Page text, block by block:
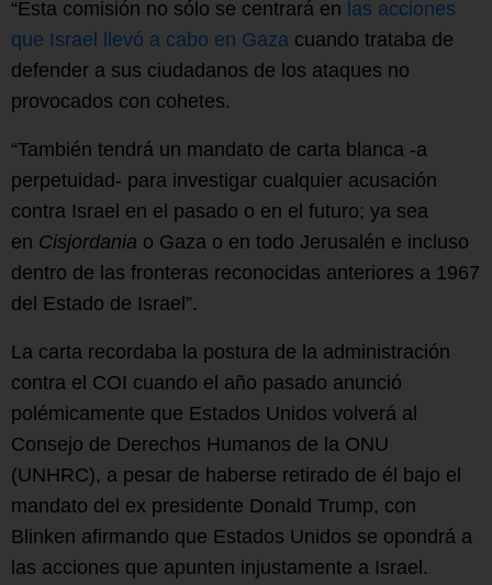
“Esta comisión no sólo se centrará en las acciones
que Israel llevó a cabo en Gaza cuando trataba de
defender a sus ciudadanos de los ataques no
provocados con cohetes.
“También tendrá un mandato de carta blanca -a
perpetuidad- para investigar cualquier acusación
contra Israel en el pasado o en el futuro; ya sea
en Cisjordania o Gaza o en todo Jerusalén e incluso
dentro de las fronteras reconocidas anteriores a 1967
del Estado de Israel”.
La carta recordaba la postura de la administración
contra el COI cuando el año pasado anunció
polémicamente que Estados Unidos volverá al
Consejo de Derechos Humanos de la ONU
(UNHRC), a pesar de haberse retirado de él bajo el
mandato del ex presidente Donald Trump, con
Blinken afirmando que Estados Unidos se opondrá a
las acciones que apunten injustamente a Israel.